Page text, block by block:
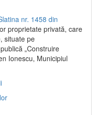
nr. 1458 din
proprietate privată, care
situate pe
„Construire
Ionescu, Municipiul